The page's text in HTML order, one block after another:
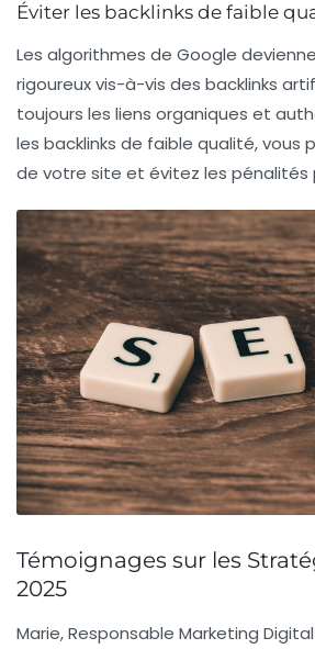
Éviter les backlinks de faible
Les algorithmes de Google
rigoureux vis-à-vis des backlinks
toujours les liens organiques et
les backlinks de faible qualité, vous
de votre site et évitez les pénalités
Témoignages sur les
2025
Marie, Responsable Marketing Digital